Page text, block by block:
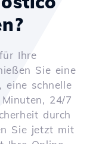
Ihre
Sie eine
eine schnelle
24/7
durch
Sie jetzt mit